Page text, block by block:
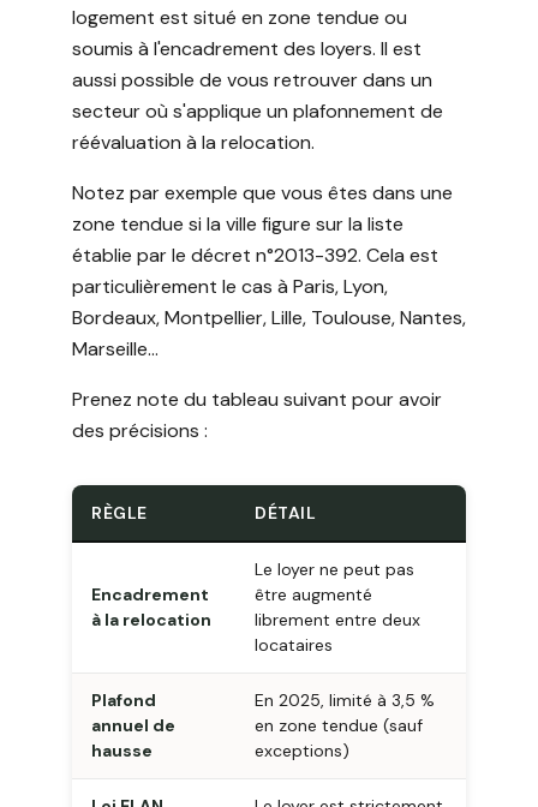
logement est situé en zone tendue ou
soumis à l'encadrement des loyers. Il est
aussi possible de vous retrouver dans un
secteur où s'applique un plafonnement de
réévaluation à la relocation.
Notez par exemple que vous êtes dans une
zone tendue si la ville figure sur la liste
établie par le décret n°2013-392. Cela est
particulièrement le cas à Paris, Lyon,
Bordeaux, Montpellier, Lille, Toulouse, Nantes,
Marseille…
Prenez note du tableau suivant pour avoir
des précisions :
RÈGLE DÉTAIL
Encadrement
à la relocation
Le loyer ne peut pas
être augmenté
librement entre deux
locataires
Plafond
annuel de
hausse
En 2025, limité à 3,5 %
en zone tendue (sauf
exceptions)